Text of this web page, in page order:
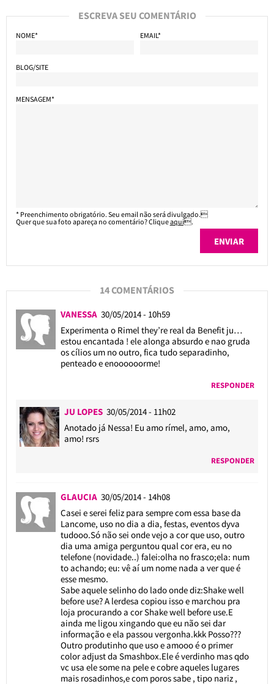
ESCREVA SEU COMENTÁRIO
NOME* EMAIL*
BLOG/SITE
MENSAGEM*
* Preenchimento obrigatório. Seu email não será divulgado.
Quer que sua foto apareça no comentário? Cliqueaqui.
14 COMENTÁRIOS
VANESSA 30/05/2014 - 10h59
Experimenta o Rimel they’re real da Benefit ju…
estou encantada ! ele alonga absurdo e nao gruda
os cílios um no outro, fica tudo separadinho,
penteado e enoooooorme!
RESPONDER
JU LOPES 30/05/2014 - 11h02
Anotado já Nessa! Eu amo rímel, amo, amo,
amo! rsrs
RESPONDER
GLAUCIA 30/05/2014 - 14h08
Casei e serei feliz para sempre com essa base da
Lancome, uso no dia a dia, festas, eventos dyva
tudooo.Só não sei onde vejo a cor que uso, outro
dia uma amiga perguntou qual cor era, eu no
telefone (novidade..) falei:olha no frasco;ela: num
to achando; eu: vê aí um nome nada a ver que é
esse mesmo.
Sabe aquele selinho do lado onde diz:Shake well
before use? A lerdesa copiou isso e marchou pra
loja procurando a cor Shake well before use.E
ainda me ligou xingando que eu não sei dar
informação e ela passou vergonha.kkk Posso???
Outro produtinho que uso e amooo é o primer
color adjust da Smashbox.Ele é verdinho mas qdo
vc usa ele some na pele e cobre aqueles lugares
mais rosadinhos,e com poros sabe , tipo nariz ,